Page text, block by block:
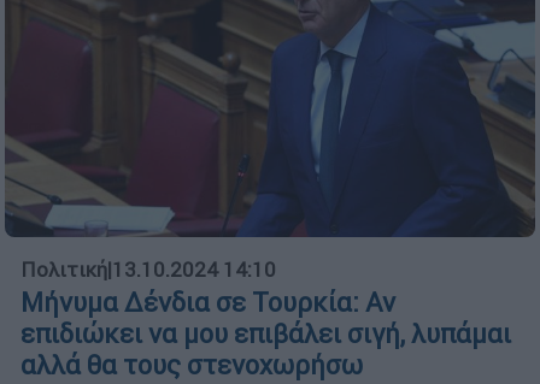
Πολιτική|13.10.2024 14:10
Μήνυμα Δένδια σε Τουρκία: Αν
επιδιώκει να μου επιβάλει σιγή, λυπάμαι
αλλά θα τους στενοχωρήσω